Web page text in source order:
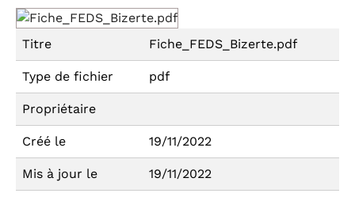
Titre Fiche_FEDS_Bizerte.pdf
Type de fichier pdf
Propriétaire
Créé le 19/11/2022
Mis à jour le 19/11/2022